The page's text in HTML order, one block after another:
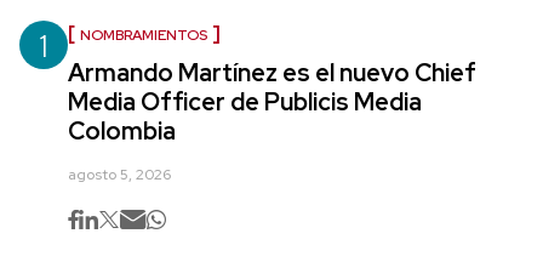
1 NOMBRAMIENTOS
Armando Martínez es el nuevo Chief
Media Officer de Publicis Media
Colombia
agosto 5, 2026